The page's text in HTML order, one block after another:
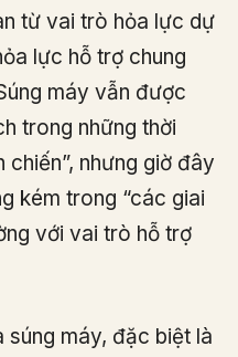
từ vai trò hỏa lực dự
lực hỗ trợ chung
máy vẫn được
trong những thời
nhưng giờ đây
kém trong “các giai
với vai trò hỗ trợ
súng máy, đặc biệt là